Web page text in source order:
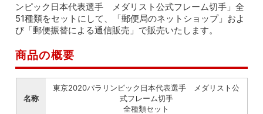
ンピック日本代表選手 メダリスト公式フレーム切手」全
51種類をセットにして、「郵便局のネットショップ」およ
び「郵便振替による通信販売」で販売いたします。
商品の概要
名称
東京2020パラリンピック日本代表選手 メダリスト公
式フレーム切手
全種類セット